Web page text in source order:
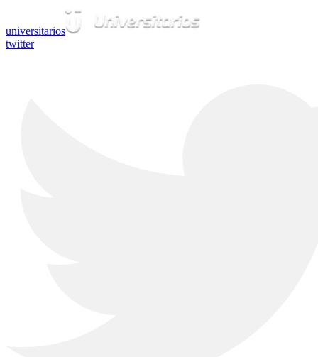
universitarios
twitter